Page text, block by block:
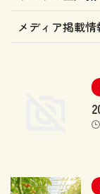
メディア掲載情